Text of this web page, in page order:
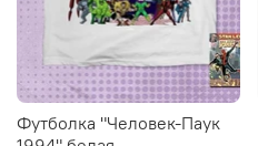
Футболка "Человек-Паук